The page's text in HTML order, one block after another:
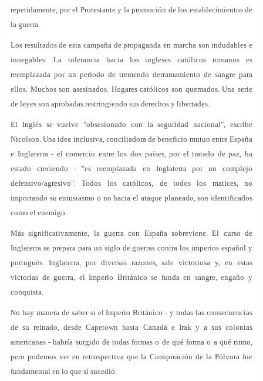
repetidamente, por el Protestante y la promoción de los establecimientos de
la guerra.
Los resultados de esta campaña de propaganda en marcha son indudables e
innegables. La tolerancia hacia los ingleses católicos romanos es
reemplazada por un período de tremendo derramamiento de sangre para
ellos. Muchos son asesinados. Hogares católicos son quemados. Una serie
de leyes son aprobadas restringiendo sus derechos y libertades.
El Inglés se vuelve "obsesionado con la seguridad nacional", escribe
Nicolson. Una idea inclusiva, conciliadora de beneficio mutuo entre España
e Inglaterra - el comercio entre los dos países, por el tratado de paz, ha
estado creciendo - "es reemplazada en Inglaterra por un complejo
defensivo/agresivo". Todos los católicos, de todos los matices, no
importando su entusiasmo o no hacia el ataque planeado, son identificados
como el enemigo.
Más significativamente, la guerra con España sobreviene. El curso de
Inglaterra se prepara para un siglo de guerras contra los imperios español y
portugués. Inglaterra, por diversas razones, sale victoriosa y, en estas
victorias de guerra, el Imperio Británico se funda en sangre, engaño y
conquista.
No hay manera de saber si el Imperio Británico - y todas las consecuencias
de su reinado, desde Capetown hasta Canadá e Irak y a sus colonias
americanas - habría surgido de todas formas o de qué forma o a qué ritmo,
pero podemos ver en retrospectiva que la Conspiración de la Pólvora fue
fundamental en lo que sí sucedió.